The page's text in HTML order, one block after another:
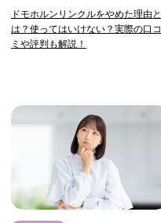
ドモホルンリンクルをやめた理由と
は？使ってはいけない？実際の口コ
ミや評判も解説！